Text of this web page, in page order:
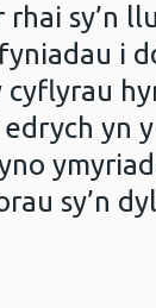
sy’n
i
yn
sy’n